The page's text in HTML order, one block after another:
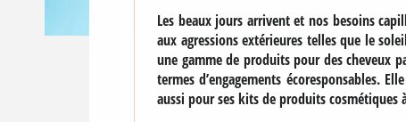
Les beaux jours arrivent et nos besoins
aux agressions extérieures telles que le
une gamme de produits pour des cheveux
termes d’engagements écoresponsables.
aussi pour ses kits de produits cosmétiques